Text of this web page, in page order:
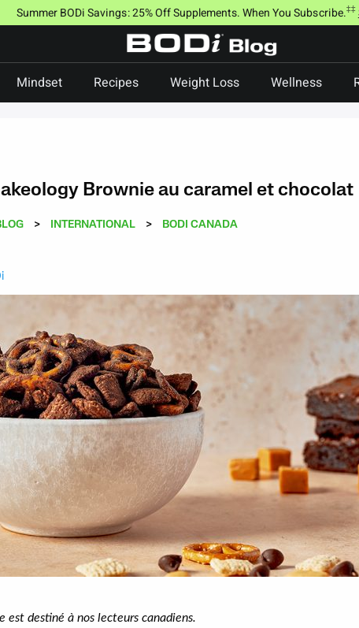
Summer BODi Savings: 25% Off Supplements. When You Subscribe.‡‡
Mindset Recipes Weight Loss Wellness
Brownie au caramel et chocolat
> INTERNATIONAL > BODI CANADA
est destiné à nos lecteurs canadiens.